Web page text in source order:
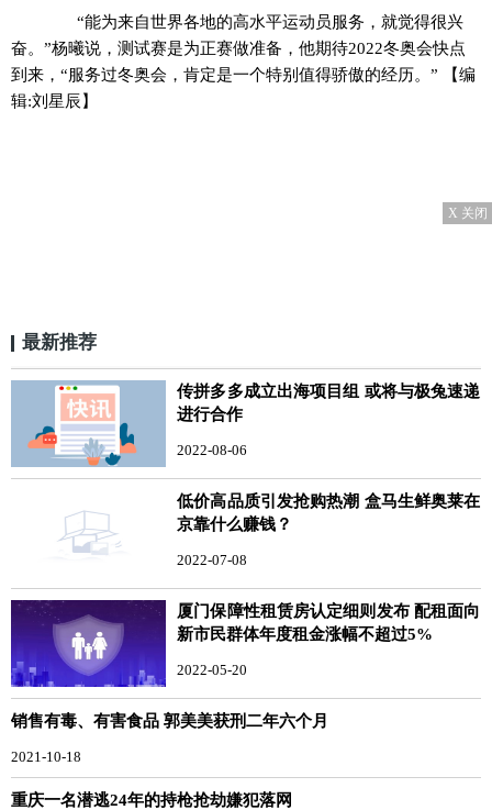
“能为来自世界各地的高水平运动员服务，就觉得很兴
奋。”杨曦说，测试赛是为正赛做准备，他期待2022冬奥会快点
到来，“服务过冬奥会，肯定是一个特别值得骄傲的经历。”
【编
辑:刘星辰】
X 关闭
最新推荐
传拼多多成立出海项目组 或将与极兔速递
进行合作
2022-08-06
低价高品质引发抢购热潮 盒马生鲜奥莱在
京靠什么赚钱？
2022-07-08
厦门保障性租赁房认定细则发布 配租面向
新市民群体年度租金涨幅不超过5%
2022-05-20
销售有毒、有害食品 郭美美获刑二年六个月
2021-10-18
重庆一名潜逃24年的持枪抢劫嫌犯落网